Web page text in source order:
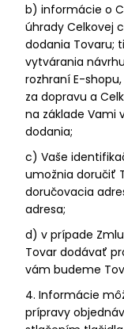
b) informácie o
úhrady Celkovej
dodania Tovaru;
vytvárania
rozhraní E-
za dopravu a
na základe Vami
dodania;
c) Vaše
umožnia doručiť
doručovacia
adresa;
d) v prípade
Tovar dodávať
vám budeme
4. Informácie
prípravy